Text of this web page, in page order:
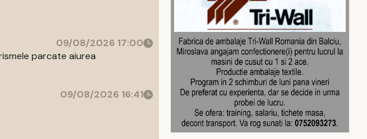
09/08/2026 17:00
parcate aiurea
09/08/2026 16:41